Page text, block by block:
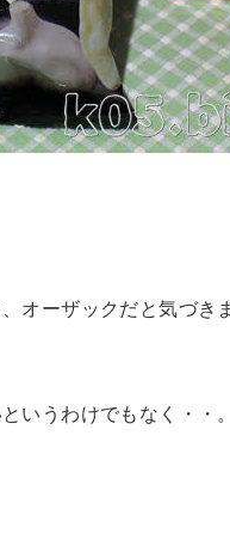
オーザックだと気づき
いうわけでもなく・・